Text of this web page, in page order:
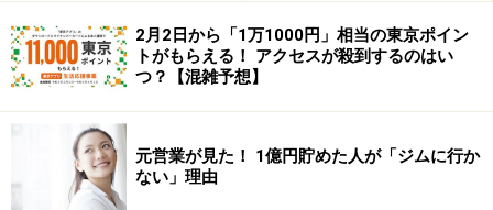
し、加工食品に頼る頻度を減らすのが効果的です。
貧乏につながる食生活その2：早食い
貧乏につながる危険性がある2つ目の食生活は、
です。早食いは医学的に見ても、早死につながる傾
向があるようです（2）。特に問題なのが、「よく噛ま
2月2日から「1万1000円」相当の東京ポイン
トがもらえる！ アクセスが殺到するのはい
つ？【混雑予想】
元営業が見た！ 1億円貯めた人が「ジムに行か
ない」理由